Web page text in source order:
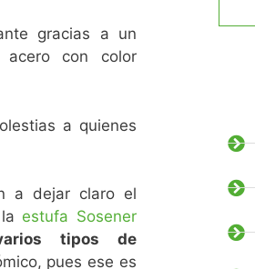
gracias a un
con color
a quienes
a dejar claro el
estufa Sosener
tipos de
pues ese es